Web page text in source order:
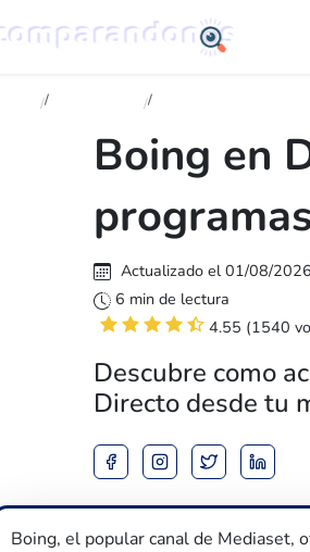
Boing en
Actualizado el 01/08/
6 min de lectura
4.55 (1540
Descubre como
Directo desde tu
Boing, el popular canal de Mediaset,